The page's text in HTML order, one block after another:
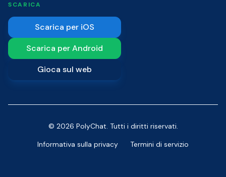
SCARICA
Scarica per iOS
Scarica per Android
Gioca sul web
© 2026 PolyChat. Tutti i diritti riservati.
Informativa sulla privacy
Termini di servizio